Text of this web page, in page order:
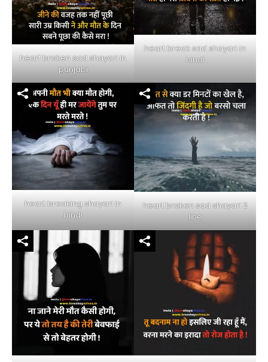
heart broken sad shayari in
punjabi
heart break sad shayari in
hindi
heart breaking shayari in
hindi
heart broken sad shayari 2
line